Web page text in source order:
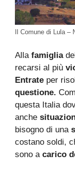
Il Comune di Lula –
Alla famiglia
recarsi al più
Entrate per
questione.
questa Italia
anche
bisogno di una
costano soldi,
sono a carico